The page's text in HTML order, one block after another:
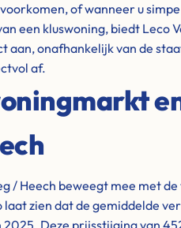
of wanneer u
een kluswoning, biedt Leco
aan, onafhankelijk van de
af.
/ Heech beweegt mee met
zien dat de gemiddelde
2025. Deze prijsstijging van